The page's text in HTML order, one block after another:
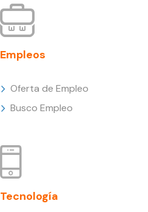
Empleos
Oferta de Empleo
Busco Empleo
Tecnología